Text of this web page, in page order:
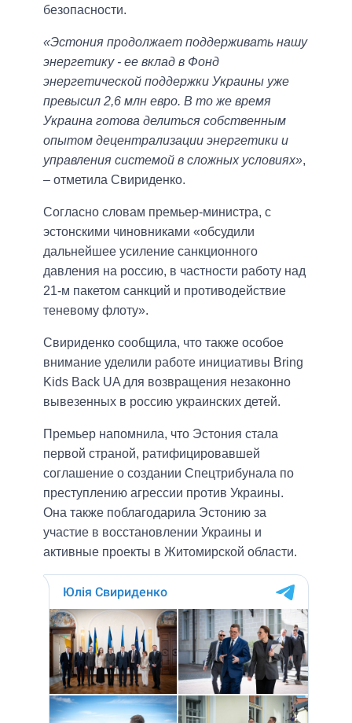
безопасности.
«Эстония продолжает поддерживать нашу
энергетику - ее вклад в Фонд
энергетической поддержки Украины уже
превысил 2,6 млн евро. В то же время
Украина готова делиться собственным
опытом децентрализации энергетики и
управления системой в сложных условиях»,
– отметила Свириденко.
Согласно словам премьер-министра, с
эстонскими чиновниками «обсудили
дальнейшее усиление санкционного
давления на россию, в частности работу над
21-м пакетом санкций и противодействие
теневому флоту».
Свириденко сообщила, что также особое
внимание уделили работе инициативы Bring
Kids Back UA для возвращения незаконно
вывезенных в россию украинских детей.
Премьер напомнила, что Эстония стала
первой страной, ратифицировавшей
соглашение о создании Спецтрибунала по
преступлению агрессии против Украины.
Она также поблагодарила Эстонию за
участие в восстановлении Украины и
активные проекты в Житомирской области.